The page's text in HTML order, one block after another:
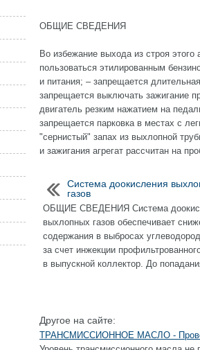
ОБЩИЕ СВЕДЕНИЯ
Во избежание выхода из строя
пользоваться этилированным
и питания; – запрещается
запрещается выключать зажигание
двигатель резким нажатием на
запрещается парковка в местах с
"сернистый" запах из выхлопной
и зажигания агрегат рассчитан на
Система доокисления
газов
ОБЩИЕ СВЕДЕНИЯ Система
выхлопных газов обеспечивает
содержания в выбросах
за счет инжекции
в выпускной коллектор. До
Другое на сайте:
ТРАНСМИССИОННОЕ МАСЛО -